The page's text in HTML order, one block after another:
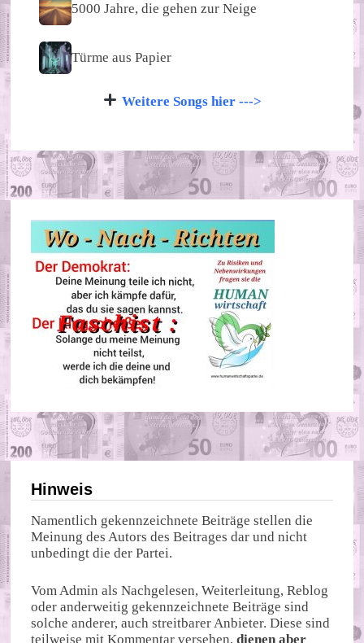
5000 Jahre, die gehen zur Neige
Türme aus Papier
Weitere Songs hier --->
Hinweis
Namentlich gekennzeichnete Beiträge stellen die
Meinung des Autors des Beitrages dar und nicht
unbedingt die der Partei.
Vom Admin als Nachgelesen, Weiterleitung, Reblog
oder anderweitig gekennzeichnete Beiträge sind
solche anderer, auch streitbarer Anbieter. Diese sind
teilweise mit Kommentar versehen,dienen aber